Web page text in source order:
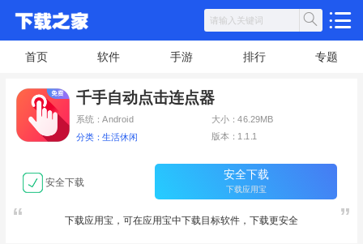
首页 软件 手游 排行 专题
千手自动点击连点器
系统：Android 大小：46.29MB
分类：生活休闲 版本：1.1.1
安全下载
安全下载
下载应用宝
下载应用宝，可在应用宝中下载目标软件，下载更安全